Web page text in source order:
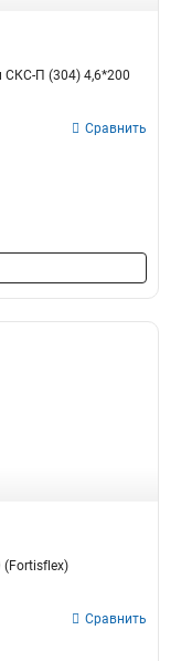
П (304) 4,6*200
Сравнить
(Fortisflex)
Сравнить